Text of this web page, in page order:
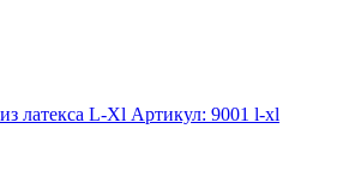
латекса L-Xl Артикул: 9001 l-xl